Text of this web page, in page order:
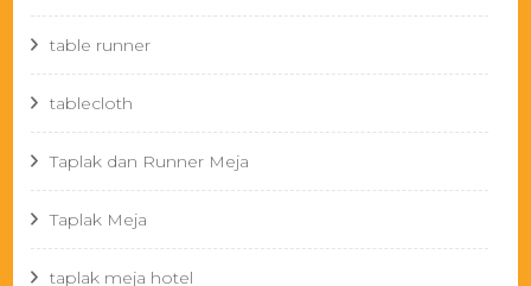
table runner
tablecloth
Taplak dan Runner Meja
Taplak Meja
taplak meja hotel